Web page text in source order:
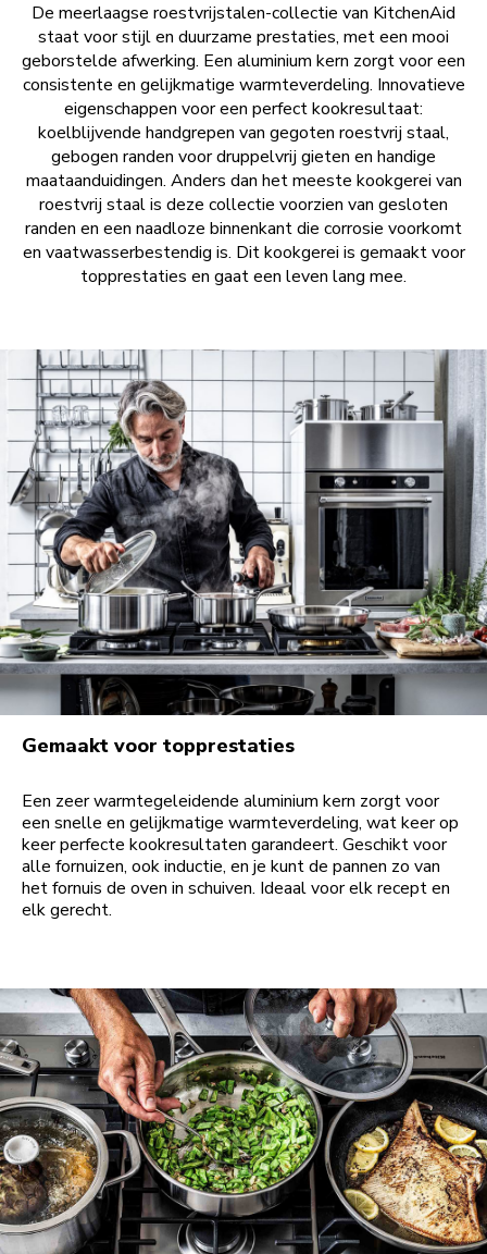
De meerlaagse roestvrijstalen-collectie van KitchenAid
staat voor stijl en duurzame prestaties, met een mooi
geborstelde afwerking. Een aluminium kern zorgt voor een
consistente en gelijkmatige warmteverdeling. Innovatieve
eigenschappen voor een perfect kookresultaat:
koelblijvende handgrepen van gegoten roestvrij staal,
gebogen randen voor druppelvrij gieten en handige
maataanduidingen. Anders dan het meeste kookgerei van
roestvrij staal is deze collectie voorzien van gesloten
randen en een naadloze binnenkant die corrosie voorkomt
en vaatwasserbestendig is. Dit kookgerei is gemaakt voor
topprestaties en gaat een leven lang mee.
Gemaakt voor topprestaties
Een zeer warmtegeleidende aluminium kern zorgt voor
een snelle en gelijkmatige warmteverdeling, wat keer op
keer perfecte kookresultaten garandeert. Geschikt voor
alle fornuizen, ook inductie, en je kunt de pannen zo van
het fornuis de oven in schuiven. Ideaal voor elk recept en
elk gerecht.